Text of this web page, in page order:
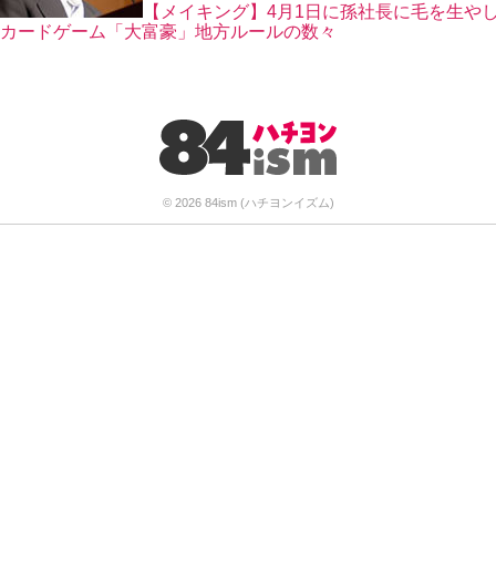
【メイキング】4月1日に孫社長に毛を生や
カードゲーム「大富豪」地方ルールの数々
© 2026 84ism (ハチヨンイズム)